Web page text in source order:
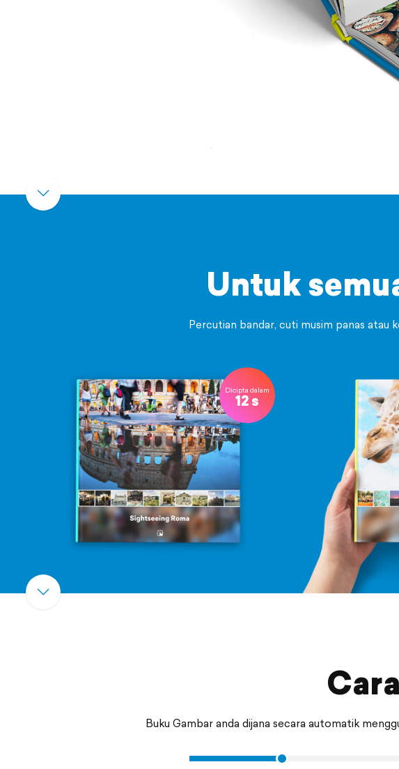
Untuk
Percutian bandar, cuti musim panas atau
Dicipta dalam
12 s
Buku Gambar anda dijana secara automatik